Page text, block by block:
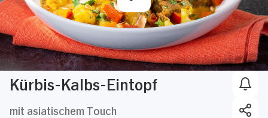
Kürbis-Kalbs-Eintopf
mit asiatischem Touch